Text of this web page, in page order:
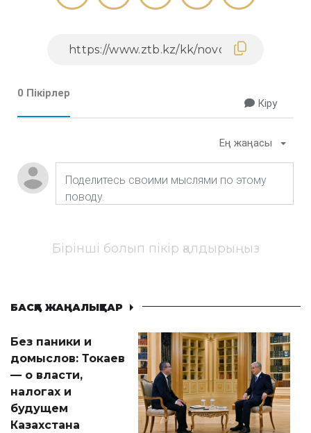
0 Пікірлер
Кіру
Ең жаңасы
Бірінші болып пікір қалдырыңыз
БАСҚА ЖАҢАЛЫҚТАР
Без паники и
домыслов: Токаев
— о власти,
налогах и
будущем
Казахстана